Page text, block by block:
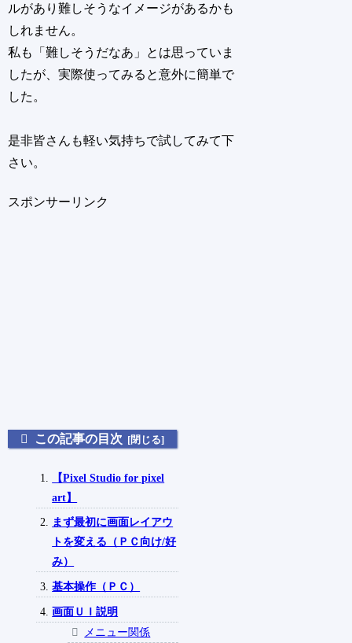
ルがあり難しそうなイメージがあるかも
しれません。
私も「難しそうだなあ」とは思っていま
したが、実際使ってみると意外に簡単で
した。
是非皆さんも軽い気持ちで試してみて下
さい。
スポンサーリンク
この記事の目次
【Pixel Studio for pixel
art】
まず最初に画面レイアウ
トを変える（ＰＣ向け/好
み）
基本操作（ＰＣ）
画面ＵＩ説明
メニュー関係